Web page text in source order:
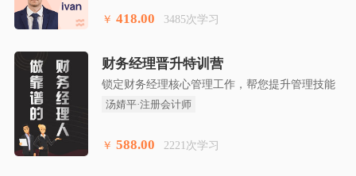
￥ 418.00 3485次学习
财务经理晋升特训营
锁定财务经理核心管理工作，帮您提升管理技能
汤婧平·注册会计师
￥ 588.00 2221次学习